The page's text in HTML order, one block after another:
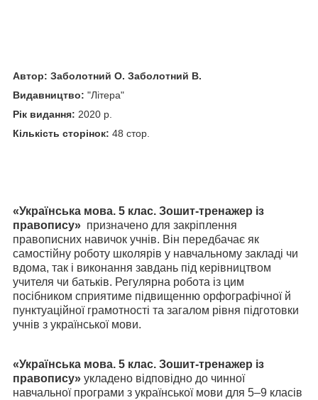
Автор: Заболотний О. Заболотний В.
Видавництво: "Літера"
Рік видання: 2020 р.
Кількість сторінок: 48 стор.
«Українська мова. 5 клас. Зошит-тренажер із
правопису» призначено для закріплення
правописних навичок учнів. Він передбачає як
самостійну роботу школярів у навчальному закладі чи
вдома, так і виконання завдань під керівництвом
учителя чи батьків. Регулярна робота із цим
посібником сприятиме підвищенню орфографічної й
пунктуаційної грамотності та загалом рівня підготовки
учнів з української мови.
«Українська мова. 5 клас. Зошит-тренажер із
правопису» укладено відповідно до чинної
навчальної програми з української мови для 5–9 класів